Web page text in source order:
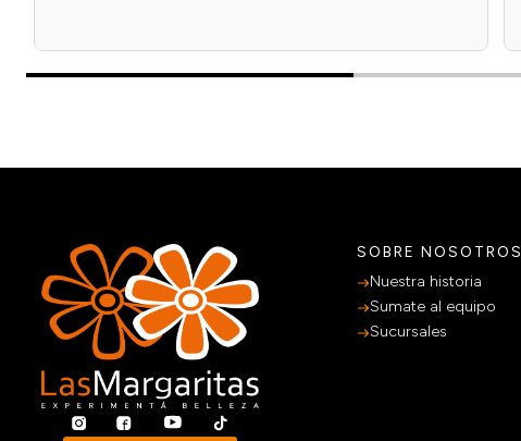
SOBRE NOSOTROS
Nuestra historia
Sumate al equipo
Sucursales